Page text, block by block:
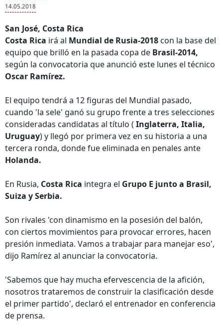
14.05.2018
San José, Costa Rica
Costa Rica irá al Mundial de Rusia-2018 con la base del
equipo que brilló en la pasada copa de Brasil-2014,
según la convocatoria que anunció este lunes el técnico
Oscar Ramírez.
El equipo tendrá a 12 figuras del Mundial pasado,
cuando 'la sele' ganó su grupo frente a tres selecciones
consideradas candidatas al título ( Inglaterra, Italia,
Uruguay) y llegó por primera vez en su historia a una
tercera ronda, donde fue eliminada en penales ante
Holanda.
En Rusia, Costa Rica integra el Grupo E junto a Brasil,
Suiza y Serbia.
Son rivales 'con dinamismo en la posesión del balón,
con ciertos movimientos para provocar errores, hacen
presión inmediata. Vamos a trabajar para manejar eso',
dijo Ramírez al anunciar la convocatoria.
'Sabemos que hay mucha efervescencia de la afición,
nosotros trataremos de construir la clasificación desde
el primer partido', declaró el entrenador en conferencia
de prensa.